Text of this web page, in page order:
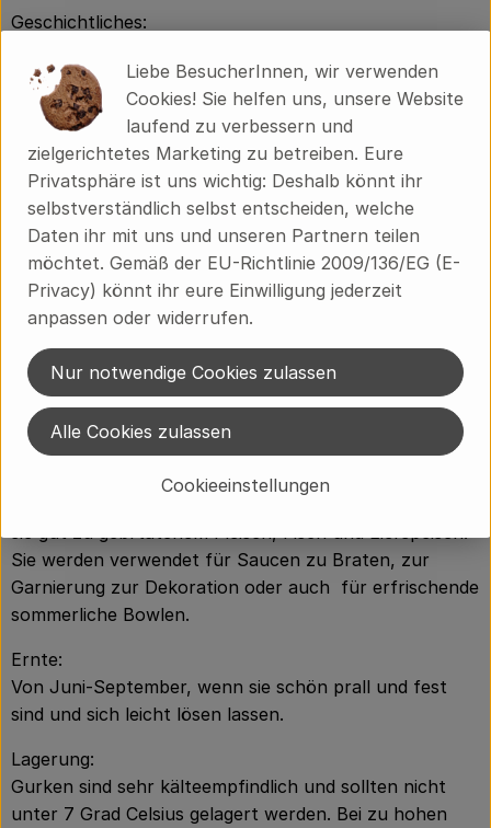
Geschichtliches:
schon im Ägypten der pharaonischen Altzeit, also vor
4000 Jahren, angebaut worden. Zum Beweis wird auf
Tempelfresken aus dieser Zeit verwiesen. Auf
europäischen Boden tauchte sie erstmals schon bei
den alten Griechen auf, die dort schon als Tafelgemüse
bekannt war, allerdings sehr bitter und mit dem
heutigen Geschmack nicht vergleichbar. Es waren die
Römer, welche die kleinen Pflanzen schon unter Glas
zogen. Einige Jahrhunderte später tauchte die Gurke
dann erstmals im Osten Europas bei den Slawen auf,
um zwischen dem 16. und 17. Jahrhundert endlich in
hiesigen Gemüsebeeten zu landen.
Verwendung:
Bei rohem Verzehr wird die Gurke häufig mit Joghurt,
Essig oder Zitronensaft sowie Pflanzenöl als Salat
Sie werden verwendet für Saucen zu Braten, zur
Garnierung zur Dekoration oder auch für erfrischende
sommerliche Bowlen.
Ernte:
Von Juni-September, wenn sie schön prall und fest
sind und sich leicht lösen lassen.
Lagerung:
Gurken sind sehr kälteempfindlich und sollten nicht
unter 7 Grad Celsius gelagert werden. Bei zu hohen
Liebe BesucherInnen, wir verwenden
Cookies! Sie helfen uns, unsere Website
laufend zu verbessern und
zielgerichtetes Marketing zu betreiben. Eure
Privatsphäre ist uns wichtig: Deshalb könnt ihr
selbstverständlich selbst entscheiden, welche
Daten ihr mit uns und unseren Partnern teilen
möchtet. Gemäß der EU-Richtlinie 2009/136/EG (E-
Privacy) könnt ihr eure Einwilligung jederzeit
anpassen oder widerrufen.
Cookieeinstellungen
Nur notwendige Cookies zulassen
Alle Cookies zulassen